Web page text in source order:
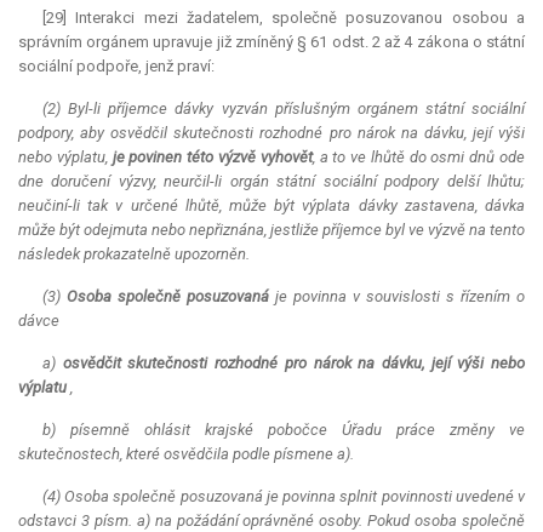
[29] Interakci mezi žadatelem, společně posuzovanou osobou a
správním orgánem upravuje již zmíněný § 61 odst. 2 až 4 zákona o státní
sociální podpoře, jenž praví:
(2) Byl-li příjemce dávky vyzván příslušným orgánem státní sociální
podpory, aby osvědčil skutečnosti rozhodné pro nárok na dávku, její výši
nebo výplatu, je povinen této výzvě vyhovět, a to ve lhůtě do osmi dnů ode
dne doručení výzvy, neurčil-li orgán státní sociální podpory delší lhůtu;
neučiní-li tak v určené lhůtě, může být výplata dávky zastavena, dávka
může být odejmuta nebo nepřiznána, jestliže příjemce byl ve výzvě na tento
následek prokazatelně upozorněn.
(3) Osoba společně posuzovaná je povinna v souvislosti s řízením o
dávce
a) osvědčit skutečnosti rozhodné pro nárok na dávku, její výši nebo
výplatu ,
b) písemně ohlásit krajské pobočce Úřadu práce změny ve
skutečnostech, které osvědčila podle písmene a).
(4) Osoba společně posuzovaná je povinna splnit povinnosti uvedené v
odstavci 3 písm. a) na požádání oprávněné osoby. Pokud osoba společně